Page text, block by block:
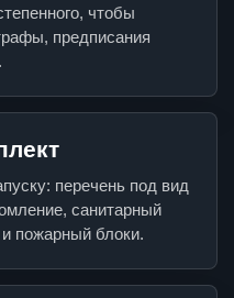
чтобы
предписания
перечень под вид
санитарный
пожарный блоки.